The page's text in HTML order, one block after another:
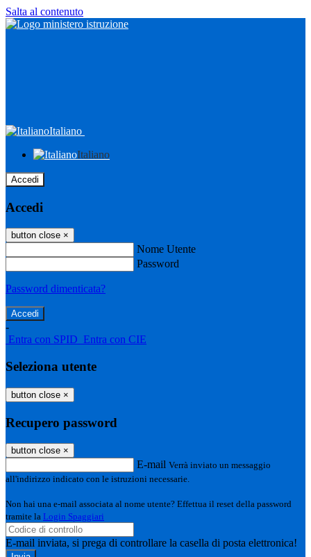
Salta al contenuto
Italiano
Italiano
Accedi
Accedi
button close ×
Nome Utente
Password
Password dimenticata?
-
Entra con SPID Entra con CIE
Seleziona utente
button close ×
Recupero password
button close ×
E-mail Verrà inviato un messaggio
all'indirizzo indicato con le istruzioni necessarie.
Non hai una e-mail associata al nome utente? Effettua il reset della password
tramite la Login Spaggiari
E-mail inviata, si prega di controllare la casella di posta elettronica!